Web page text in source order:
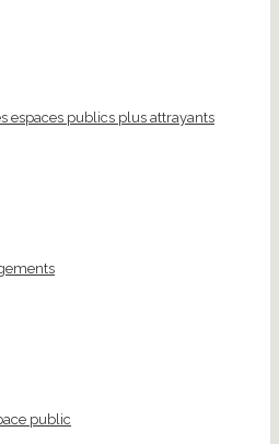
espaces publics plus attrayants
public